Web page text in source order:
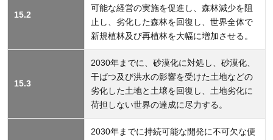
15.2
可能な経営の実施を促進し、森林減少を阻
止し、劣化した森林を回復し、世界全体で
新規植林及び再植林を大幅に増加させる。
15.3
2030年までに、砂漠化に対処し、砂漠化、
干ばつ及び洪水の影響を受けた土地などの
劣化した土地と土壌を回復し、土地劣化に
荷担しない世界の達成に尽力する。
2030年までに持続可能な開発に不可欠な便